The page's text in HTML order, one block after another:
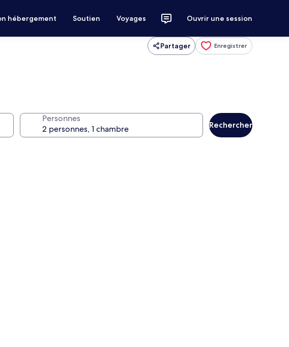
hébergement Soutien Voyages Ouvrir une session
Partager Enregistrer
Personnes
Rechercher